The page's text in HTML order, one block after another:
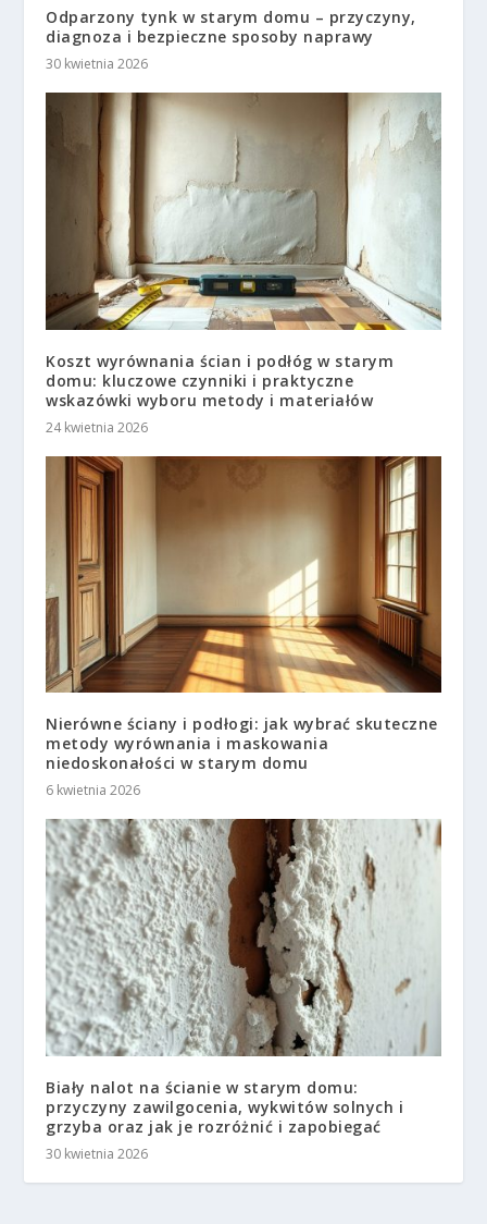
Odparzony tynk w starym domu – przyczyny,
diagnoza i bezpieczne sposoby naprawy
30 kwietnia 2026
Koszt wyrównania ścian i podłóg w starym
domu: kluczowe czynniki i praktyczne
wskazówki wyboru metody i materiałów
24 kwietnia 2026
Nierówne ściany i podłogi: jak wybrać skuteczne
metody wyrównania i maskowania
niedoskonałości w starym domu
6 kwietnia 2026
Biały nalot na ścianie w starym domu:
przyczyny zawilgocenia, wykwitów solnych i
grzyba oraz jak je rozróżnić i zapobiegać
30 kwietnia 2026